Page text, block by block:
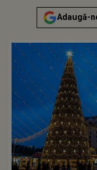
Adaugă-